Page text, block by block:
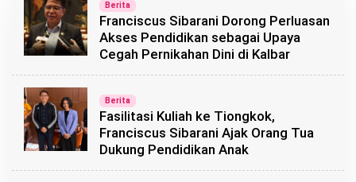
Berita
Franciscus Sibarani Dorong Perluasan
Akses Pendidikan sebagai Upaya
Cegah Pernikahan Dini di Kalbar
Berita
Fasilitasi Kuliah ke Tiongkok,
Franciscus Sibarani Ajak Orang Tua
Dukung Pendidikan Anak